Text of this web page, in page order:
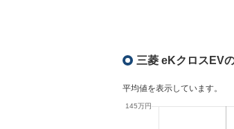
三菱 eKクロスEV
平均値を表示しています。